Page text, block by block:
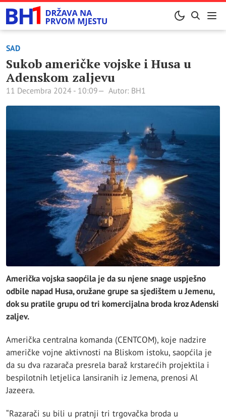
SAD
Sukob američke vojske i Husa u
Adenskom zaljevu
11 Decembra 2024 - 10:09 Autor: BH1
Američka vojska saopćila je da su njene snage uspješno
odbile napad Husa, oružane grupe sa sjedištem u Jemenu,
dok su pratile grupu od tri komercijalna broda kroz Adenski
zaljev.
Američka centralna komanda (CENTCOM), koje nadzire
američke vojne aktivnosti na Bliskom istoku, saopćila je
da su dva razarača presrela baraž krstarećih projektila i
bespilotnih letjelica lansiranih iz Jemena, prenosi Al
Jazeera.
“Razarači su bili u pratnji tri trgovačka broda u